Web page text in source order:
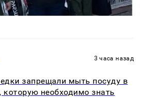
3 часа назад
запрещали мыть посуду в
которую необходимо знать